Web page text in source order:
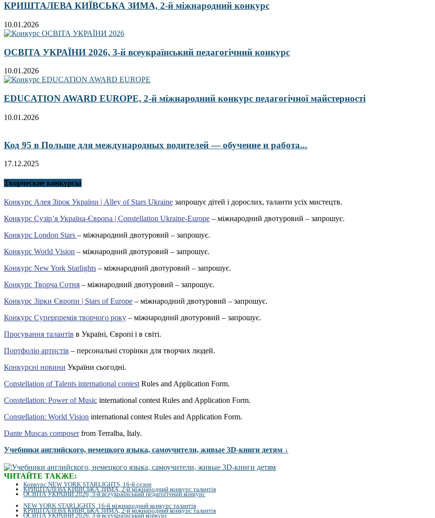
КРИШТАЛЕВА КИЇВСЬКА ЗИМА, 2-й міжнародний конкурс
10.01.2026
ОСВІТА УКРАЇНИ 2026, 3-й всеукраїнський педагогічний конкурс
10.01.2026
EDUCATION AWARD EUROPE, 2-й міжнародний конкурс педагогічної майстерності
10.01.2026
Код 95 в Польше для международных водителей — обучение и работа...
17.12.2025
Творческие конкурсы
Конкурс Алея Зірок України | Alley of Stars Ukraine запрошує дітей і дорослих, таланти усіх мистецтв.
Конкурс Сузір’я Україна-Європа | Constellation Ukraine-Europe – міжнародний двотуровий – запрошує.
Конкурс London Stars – міжнародний двотуровий – запрошує.
Конкурс World Vision – міжнародний двотуровий – запрошує.
Конкурс New York Starlights – міжнародний двотуровий – запрошує.
Конкурс Творча Сотня – міжнародний двотуровий – запрошує.
Конкурс Зірки Європи | Stars of Europe – міжнародний двотуровий – запрошує.
Конкурс Суперпремія творчого року – міжнародний двотуровий – запрошує.
Просування талантів в Україні, Європі і в світі.
Портфоліо артистів – персональні сторінки для творчих людей.
Конкурсні новини України сьогодні.
Constellation of Talents international contest Rules and Application Form.
Constellation: Power of Music international contest Rules and Application Form.
Constellation: World Vision international contest Rules and Application Form.
Dante Muscas composerfrom Terralba, Italy.
Учебники английского, немецкого языка, самоучители, живые 3D-книги детям ↓
ЧИТАЙТЕ ТАКЖЕ:
Конкурс NEW YORK STARLIGHTS, 16-й сезон
КРИШТАЛЕВА КИЇВСЬКА ЗИМА, 2-й міжнародний конкурс талантів
ОСВІТА УКРАЇНИ 2026, 3-й всеукраїнський педагогічний конкурс
NEW YORK STARLIGHTS, 16-й міжнародний конкурс талантів
КРИШТАЛЕВА КИЇВСЬКА ЗИМА, 2-й міжнародний конкурс талантів
ОСВІТА УКРАЇНИ 2026, 3-й всеукраїнський конкурс